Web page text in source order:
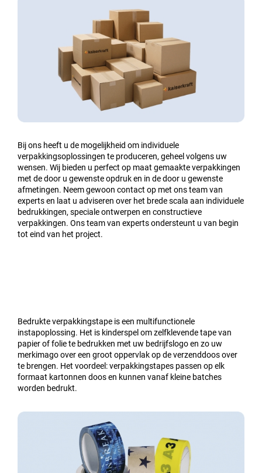
Bij ons heeft u de mogelijkheid om individuele
verpakkingsoplossingen te produceren, geheel volgens uw
wensen. Wij bieden u perfect op maat gemaakte verpakkingen
met de door u gewenste opdruk en in de door u gewenste
afmetingen. Neem gewoon contact op met ons team van
experts en laat u adviseren over het brede scala aan individuele
bedrukkingen, speciale ontwerpen en constructieve
verpakkingen. Ons team van experts ondersteunt u van begin
tot eind van het project.
Bedrukte verpakkingstape is een multifunctionele
instapoplossing. Het is kinderspel om zelfklevende tape van
papier of folie te bedrukken met uw bedrijfslogo en zo uw
merkimago over een groot oppervlak op de verzenddoos over
te brengen. Het voordeel: verpakkingstapes passen op elk
formaat kartonnen doos en kunnen vanaf kleine batches
worden bedrukt.